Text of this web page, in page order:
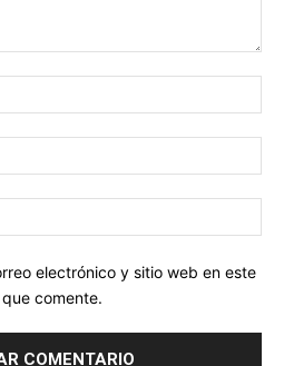
electrónico y sitio web en este
comente.